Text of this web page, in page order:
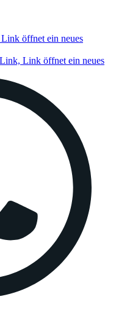
öffnet ein neues
Link öffnet ein neues